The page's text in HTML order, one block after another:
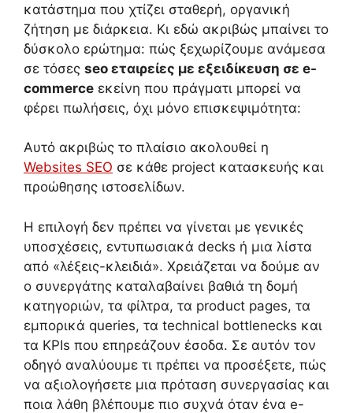
κατάστημα που χτίζει σταθερή, οργανική
ζήτηση με διάρκεια. Κι εδώ ακριβώς μπαίνει το
δύσκολο ερώτημα: πώς ξεχωρίζουμε ανάμεσα
σε τόσες seo εταιρείες με εξειδίκευση σε e-
commerce εκείνη που πράγματι μπορεί να
φέρει πωλήσεις, όχι μόνο επισκεψιμότητα:
Αυτό ακριβώς το πλαίσιο ακολουθεί η
Websites SEO σε κάθε project κατασκευής και
προώθησης ιστοσελίδων.
Η επιλογή δεν πρέπει να γίνεται με γενικές
υποσχέσεις, εντυπωσιακά decks ή μια λίστα
από «λέξεις-κλειδιά». Χρειάζεται να δούμε αν
ο συνεργάτης καταλαβαίνει βαθιά τη δομή
κατηγοριών, τα φίλτρα, τα product pages, τα
εμπορικά queries, τα technical bottlenecks και
τα KPIs που επηρεάζουν έσοδα. Σε αυτόν τον
οδηγό αναλύουμε τι πρέπει να προσέξετε, πώς
να αξιολογήσετε μια πρόταση συνεργασίας και
ποια λάθη βλέπουμε πιο συχνά όταν ένα e-